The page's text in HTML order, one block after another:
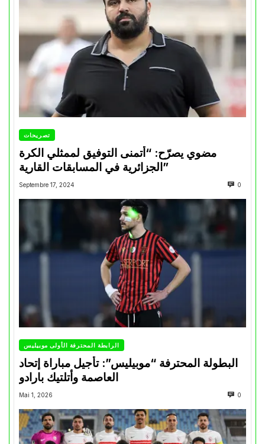
تصريحات
مضوي يصرّح: “أتمنى التوفيق لممثلي الكرة
الجزائرية في المسابقات القارية”
Septembre 17, 2024 0
الرابطة المحترفة الأولى موبيليس
البطولة المحترفة “موبيليس”: تأجيل مباراة إتحاد
العاصمة وأتلتيك بارادو
Mai 1, 2026 0